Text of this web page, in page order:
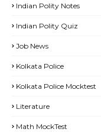
Indian Polity Notes
Indian Polity Quiz
Job News
Kolkata Police
Kolkata Police Mocktest
Literature
Math MockTest